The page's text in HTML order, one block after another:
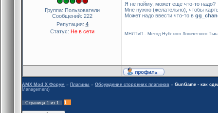
Группа: Пользователи
Сообщений: 222
Репутация: 4
Статус: Не в сети
Я не пойму, может еще что-то надо?
Мне нужно (желательно), чтобы
Может надо ввести что-то в
МНЛТиП - Метод Нубского Логического
AMX Mod X Форум » Плагины » Обсуждение сторонних плагинов » GunGame - как
Management)
Страница 1 из 1 1